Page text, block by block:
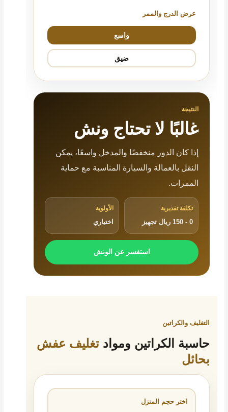
عرض الدرج والممر
واسع
ضيق
النتيجة
غالبًا لا تحتاج ونش
إذا كان الدور منخفضًا والمدخل واسعًا، يمكن
النقل بالعمالة والسيارة المناسبة مع حماية
الممرات.
تكلفة تقديرية
0 - 150 ريال تجهيز
الأولوية
اختياري
استفسر عن الونش
التغليف والكراتين
حاسبة الكراتين وموادتغليف عفش
بحائل
اختر حجم المنزل